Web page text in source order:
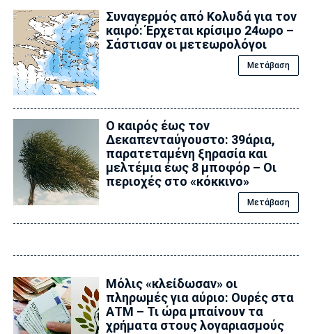
Συναγερμός από Κολυδά για τον
καιρό: Έρχεται κρίσιμο 24ωρο –
Σάστισαν οι μετεωρολόγοι
Μετάβαση
Ο καιρός έως τον
Δεκαπενταύγουστο: 39άρια,
παρατεταμένη ξηρασία και
μελτέμια έως 8 μποφόρ – Οι
περιοχές στο «κόκκινο»
Μετάβαση
Μόλις «κλείδωσαν» οι
πληρωμές για αύριο: Ουρές στα
ΑΤΜ – Τι ώρα μπαίνουν τα
χρήματα στους λογαριασμούς